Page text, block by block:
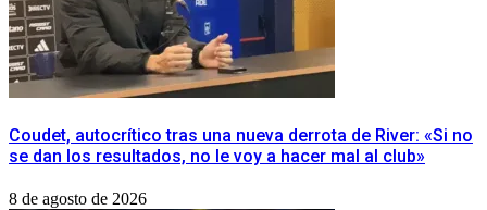
Coudet, autocrítico tras una nueva derrota de River: «Si no
se dan los resultados, no le voy a hacer mal al club»
8 de agosto de 2026